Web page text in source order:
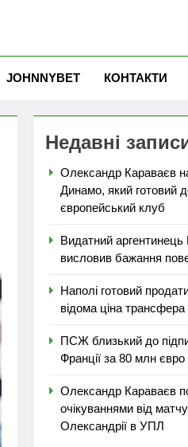
JOHNNYBET КОНТАКТИ
Недавні
Олександр Караваєв
Динамо, який готовий
європейський клуб
Видатний аргентинець
висловив бажання
Наполі готовий
відома ціна трансфера
ПСЖ близький до
Франції за 80 млн євро
Олександр Караваєв
очікуваннями від
Олександрії в УПЛ